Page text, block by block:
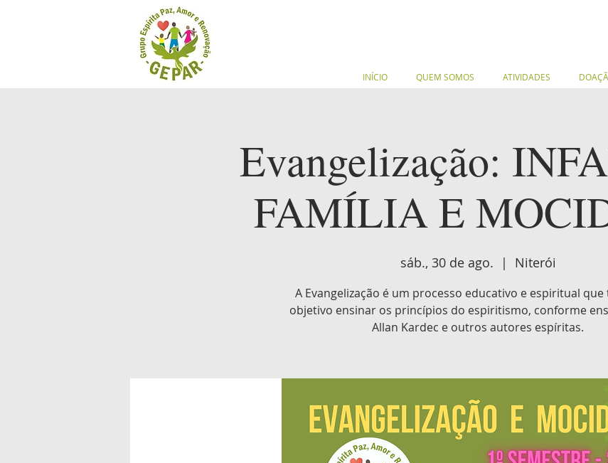
INÍCIO QUEM SOMOS ATIVIDADES
Evangelização:
FAMÍLIA E
sáb., 30 de ago.
  |
Niterói
A Evangelização é um processo educativo e espiritual
objetivo ensinar os princípios do espiritismo, conforme
Allan Kardec e outros autores espíritas.